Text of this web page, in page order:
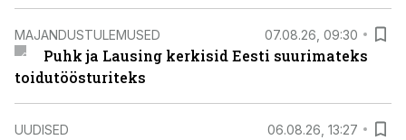
MAJANDUSTULEMUSED 07.08.26, 09:30
Puhk ja Lausing kerkisid Eesti suurimateks
toidutöösturiteks
UUDISED 06.08.26, 13:27